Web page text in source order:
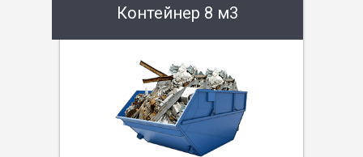
Контейнер 8 м3